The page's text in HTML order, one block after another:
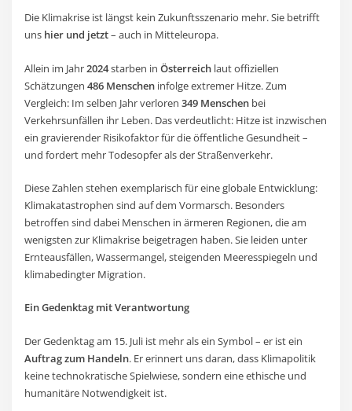
Die Klimakrise ist längst kein Zukunftsszenario mehr. Sie betrifft
uns hier und jetzt– auch in Mitteleuropa.
Allein im Jahr2024starben inÖsterreich laut offiziellen
Schätzungen486 Menschen infolge extremer Hitze. Zum
Vergleich: Im selben Jahr verloren349 Menschen bei
Verkehrsunfällen ihr Leben. Das verdeutlicht: Hitze ist inzwischen
ein gravierender Risikofaktor für die öffentliche Gesundheit –
und fordert mehr Todesopfer als der Straßenverkehr.
Diese Zahlen stehen exemplarisch für eine globale Entwicklung:
Klimakatastrophen sind auf dem Vormarsch. Besonders
betroffen sind dabei Menschen in ärmeren Regionen, die am
wenigsten zur Klimakrise beigetragen haben. Sie leiden unter
Ernteausfällen, Wassermangel, steigenden Meeresspiegeln und
klimabedingter Migration.
Ein Gedenktag mit Verantwortung
Der Gedenktag am 15. Juli ist mehr als ein Symbol – er ist ein
Auftrag zum Handeln. Er erinnert uns daran, dass Klimapolitik
keine technokratische Spielwiese, sondern eine ethische und
humanitäre Notwendigkeit ist.